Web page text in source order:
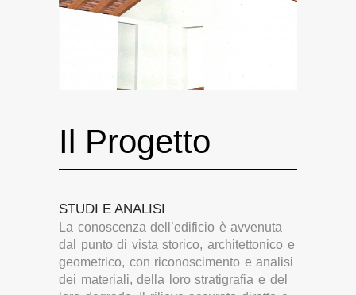
Il Progetto
STUDI E ANALISI
La conoscenza dell’edificio è avvenuta
dal punto di vista storico, architettonico e
geometrico, con riconoscimento e analisi
dei materiali, della loro stratigrafia e del